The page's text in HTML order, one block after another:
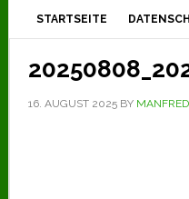
STARTSEITE
16. AUGUST 2025BY MANFRED